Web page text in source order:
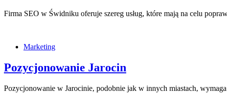
Firma SEO w Świdniku oferuje szereg usług, które mają na celu
Marketing
Pozycjonowanie Jarocin
Pozycjonowanie w Jarocinie, podobnie jak w innych miastach,